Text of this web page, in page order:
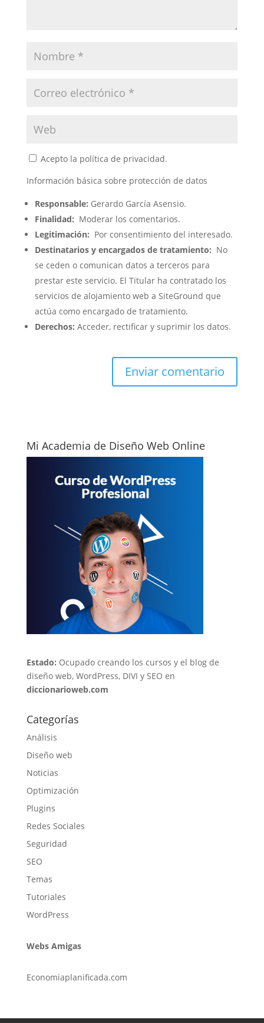
Acepto la política de privacidad.
Información básica sobre protección de datos
Responsable: Gerardo García Asensio.
Finalidad: Moderar los comentarios.
Legitimación: Por consentimiento del interesado.
Destinatarios y encargados de tratamiento: No
se ceden o comunican datos a terceros para
prestar este servicio. El Titular ha contratado los
servicios de alojamiento web a SiteGround que
actúa como encargado de tratamiento.
Derechos: Acceder, rectificar y suprimir los datos.
Mi Academia de Diseño Web Online
Estado: Ocupado creando los cursos y el blog de
diseño web, WordPress, DIVI y SEO en
diccionarioweb.com
Categorías
Análisis
Diseño web
Noticias
Optimización
Plugins
Redes Sociales
Seguridad
SEO
Temas
Tutoriales
WordPress
Webs Amigas
Economiaplanificada.com